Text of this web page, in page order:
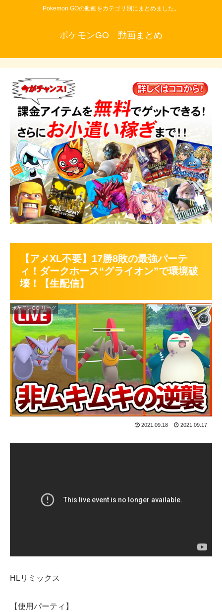
Pokemon GOの動画をカテゴリ別にまとめました。
ポケモンGO 動画まとめ
【アメXL不要】17勝8敗の最強パーテ
ィ！ダークホース“グライオン”で環境破
壊！【生配信】
ポケモンGO リーグ
2021.09.18 2021.09.17
HLリミックス
【使用パーティ】